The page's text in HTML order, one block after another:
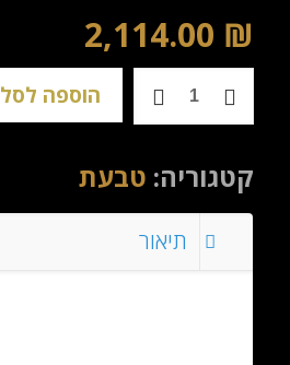
2,114.00 ₪
כמות
של
טבעת
הוספה לסל
קטגוריה: טבעת
תיאור